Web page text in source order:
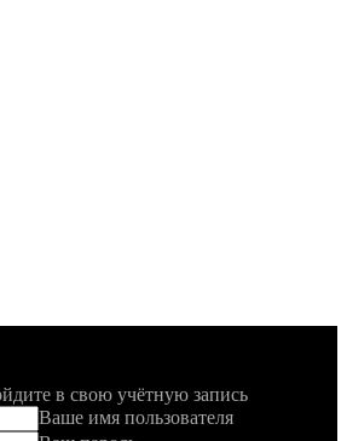
в свою учётную запись
Ваше имя пользователя